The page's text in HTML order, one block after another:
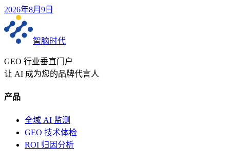
2026年8月9日
智脑时代
GEO 行业垂直门户
让 AI 成为您的品牌代言人
产品
全域 AI 监测
GEO 技术体检
ROI 归因分析